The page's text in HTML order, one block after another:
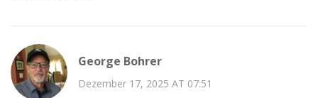
George Bohrer
Dezember 17, 2025 AT 07:51